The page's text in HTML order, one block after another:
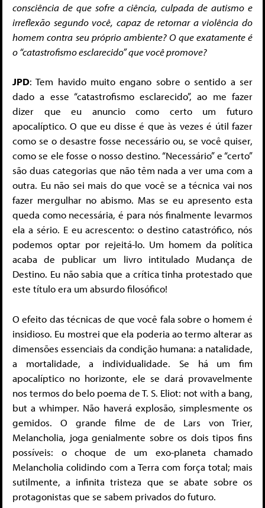
consciência de que sofre a ciência, culpada de autismo e
irreflexão segundo você, capaz de retornar a violência do
homem contra seu próprio ambiente? O que exatamente é
o “catastrofismo esclarecido” que você promove?
JPD: Tem havido muito engano sobre o sentido a ser
dado a esse “catastrofismo esclarecido”, ao me fazer
dizer que eu anuncio como certo um futuro
apocalíptico. O que eu disse é que às vezes é útil fazer
como se o desastre fosse necessário ou, se você quiser,
como se ele fosse o nosso destino. “Necessário” e “certo”
são duas categorias que não têm nada a ver uma com a
outra. Eu não sei mais do que você se a técnica vai nos
fazer mergulhar no abismo. Mas se eu apresento esta
queda como necessária, é para nós finalmente levarmos
ela a sério. E eu acrescento: o destino catastrófico, nós
podemos optar por rejeitá-lo. Um homem da política
acaba de publicar um livro intitulado Mudança de
Destino. Eu não sabia que a crítica tinha protestado que
este título era um absurdo filosófico!
O efeito das técnicas de que você fala sobre o homem é
insidioso. Eu mostrei que ela poderia ao termo alterar as
dimensões essenciais da condição humana: a natalidade,
a mortalidade, a individualidade. Se há um fim
apocalíptico no horizonte, ele se dará provavelmente
nos termos do belo poema de T. S. Eliot: not with a bang,
but a whimper. Não haverá explosão, simplesmente os
gemidos. O grande filme de de Lars von Trier,
Melancholia, joga genialmente sobre os dois tipos fins
possíveis: o choque de um exo-planeta chamado
Melancholia colidindo com a Terra com força total; mais
sutilmente, a infinita tristeza que se abate sobre os
protagonistas que se sabem privados do futuro.